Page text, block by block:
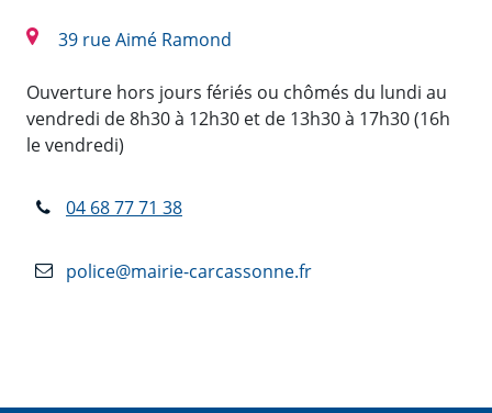
39 rue Aimé Ramond
Ouverture hors jours fériés ou chômés du lundi au
vendredi de 8h30 à 12h30 et de 13h30 à 17h30 (16h
le vendredi)
04 68 77 71 38
police@mairie-carcassonne.fr